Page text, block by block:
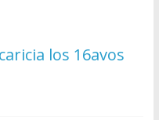
los 16avos